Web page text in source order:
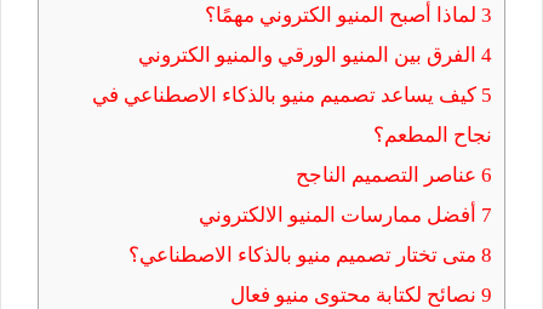
3 لماذا أصبح المنيو الكتروني مهمًا؟
4 الفرق بين المنيو الورقي والمنيو الكتروني
5 كيف يساعد تصميم منيو بالذكاء الاصطناعي في
نجاح المطعم؟
6 عناصر التصميم الناجح
7 أفضل ممارسات المنيو الالكتروني
8 متى تختار تصميم منيو بالذكاء الاصطناعي؟
9 نصائح لكتابة محتوى منيو فعال